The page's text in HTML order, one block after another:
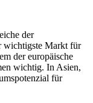
der
wichtigste Markt für
der europäische
wichtig. In Asien,
für